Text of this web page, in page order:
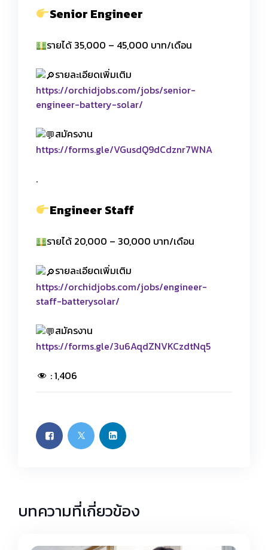
Senior Engineer
รายได้ 35,000 – 45,000 บาท/เดือน
รายละเอียดเพิ่มเติม
https://orchidjobs.com/jobs/senior-
engineer-battery-solar/
สมัครงาน
https://forms.gle/VGusdQ9dCdznr7WNA
.
Engineer Staff
รายได้ 20,000 – 30,000 บาท/เดือน
รายละเอียดเพิ่มเติม
https://orchidjobs.com/jobs/engineer-
staff-batterysolar/
สมัครงาน
https://forms.gle/3u6AqdZNVKCzdtNq5
:1,406
บทความที่เกี่ยวข้อง